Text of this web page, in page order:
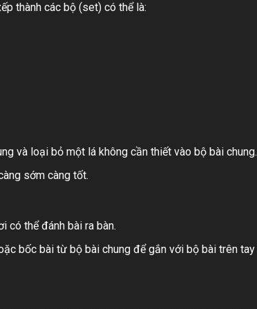
thành các bộ (set) có thể là:
và loại bỏ một lá không cần thiết vào bộ bài chung.
sớm càng tốt.
có thể đánh bài ra bàn.
bốc bài từ bộ bài chung để gắn với bộ bài trên tay